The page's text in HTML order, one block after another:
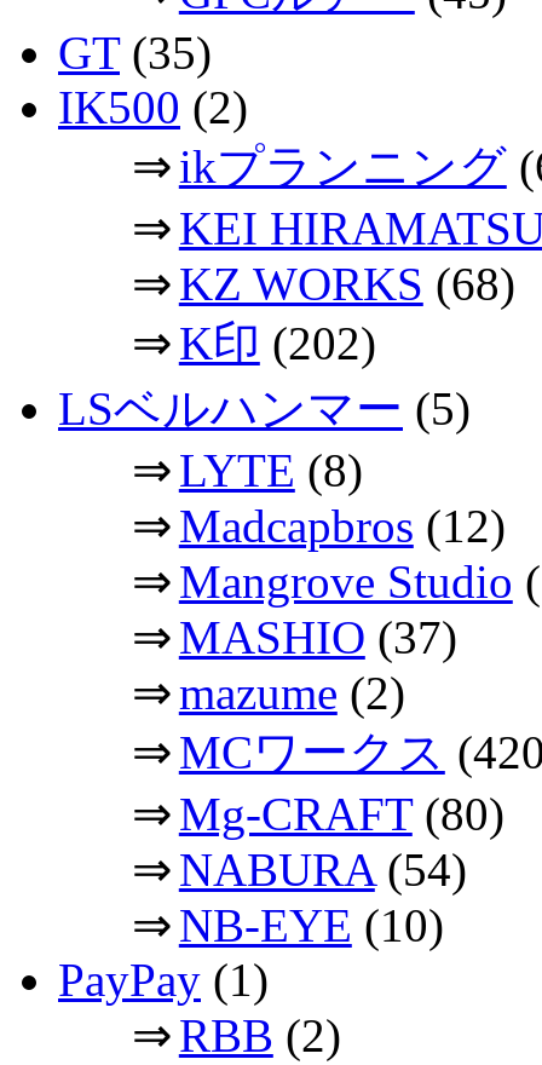
GT(35)
IK500 (2)
⇒ikプランニング
⇒KEI
⇒KZ WORKS (68)
⇒K印 (202)
LSベルハンマー (5)
⇒LYTE (8)
⇒Madcapbros (12)
⇒Mangrove Studio
⇒MASHIO (37)
⇒mazume (2)
⇒MCワークス
⇒Mg-CRAFT(80)
⇒NABURA(54)
⇒NB-EYE (10)
PayPay (1)
⇒RBB (2)